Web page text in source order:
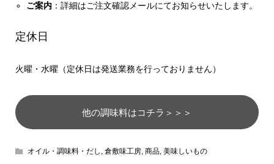
ご案内 ：詳細はご注文確認メールにてお知らせいたします。
定休日
火曜・水曜（定休日は発送業務を行っておりません）
他の調味料はコチラ＞＞＞
オイル・調味料・だし 倉敷味工房, 商品, 美味しいもの